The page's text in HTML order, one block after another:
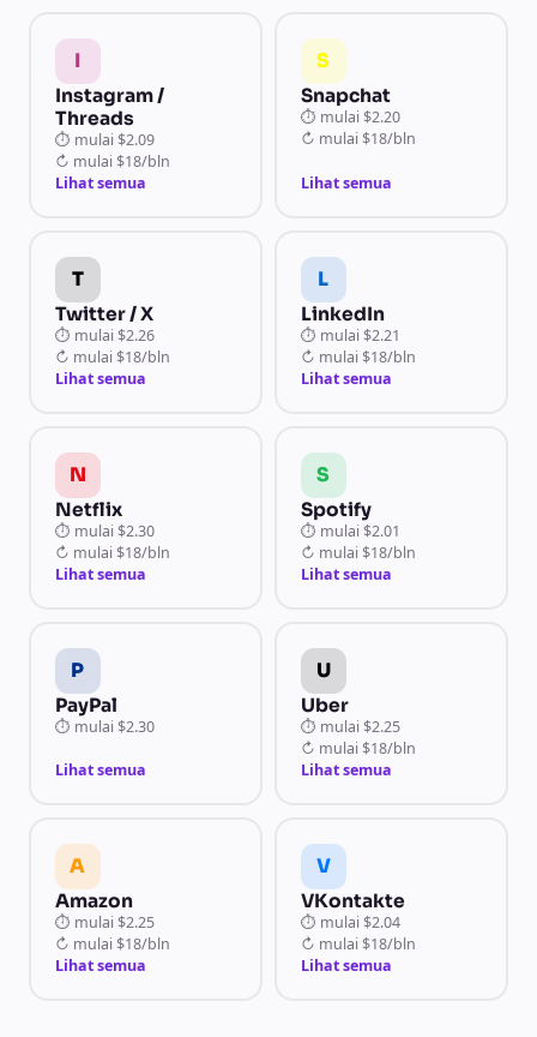
I
Instagram /
Threads
⏱ mulai $2.09
↻ mulai $18/bln
Lihat semua
S
Snapchat
⏱ mulai $2.20
↻ mulai $18/bln
Lihat semua
T
Twitter / X
⏱ mulai $2.26
↻ mulai $18/bln
Lihat semua
L
LinkedIn
⏱ mulai $2.21
↻ mulai $18/bln
Lihat semua
N
Netflix
⏱ mulai $2.30
↻ mulai $18/bln
Lihat semua
S
Spotify
⏱ mulai $2.01
↻ mulai $18/bln
Lihat semua
P
PayPal
⏱ mulai $2.30
Lihat semua
U
Uber
⏱ mulai $2.25
↻ mulai $18/bln
Lihat semua
A
Amazon
⏱ mulai $2.25
↻ mulai $18/bln
Lihat semua
V
VKontakte
⏱ mulai $2.04
↻ mulai $18/bln
Lihat semua